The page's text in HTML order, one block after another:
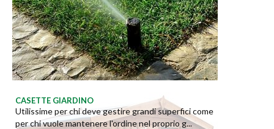
CASETTE GIARDINO
Utilissime per chi deve gestire grandi superfici come
per chi vuole mantenere l'ordine nel proprio g...